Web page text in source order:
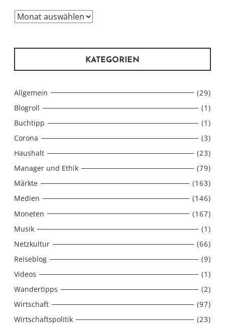
Archiv
KATEGORIEN
Allgemein
(29)
Blogroll
(1)
Buchtipp
(1)
Corona
(3)
Haushalt
(23)
Manager und Ethik
(79)
Märkte
(163)
Medien
(146)
Moneten
(167)
Musik
(1)
Netzkultur
(66)
Reiseblog
(9)
Videos
(1)
Wandertipps
(2)
Wirtschaft
(97)
Wirtschaftspolitik
(23)